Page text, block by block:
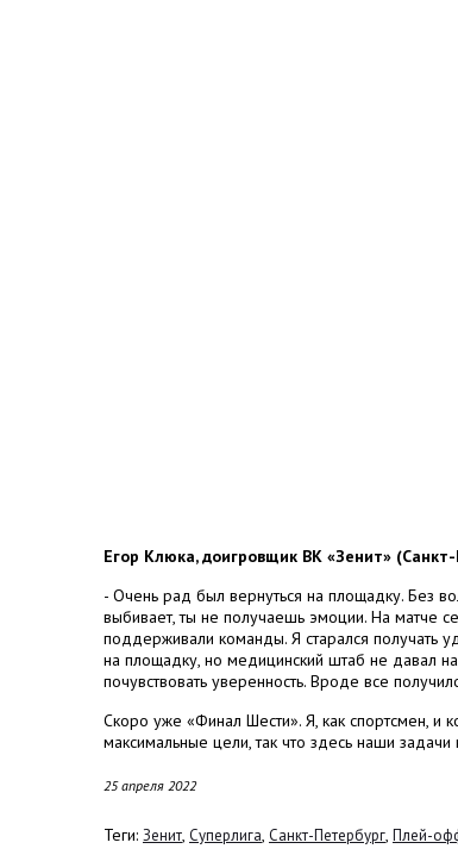
Егор Клюка, доигровщик ВК «Зенит»
- Очень рад был вернуться на площадку. Без
выбивает, ты не получаешь эмоции. На матче
поддерживали команды. Я старался получать
на площадку, но медицинский штаб не давал
почувствовать уверенность. Вроде все
Скоро уже «Финал Шести». Я, как спортсмен, и
максимальные цели, так что здесь наши
25 апреля 2022
Теги: Зенит, Суперлига, Санкт-Петербург, Плей-